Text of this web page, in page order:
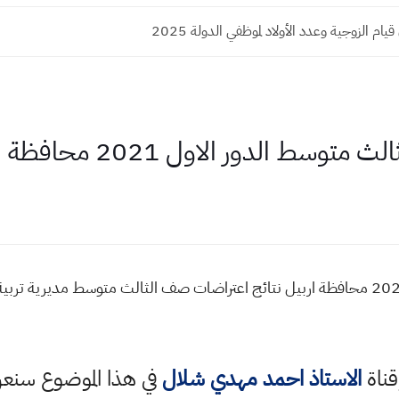
الزوجية وعدد الأولاد لموظفي الدولة 2025
الاول 2021 محافظة اربيل
نتائج اعتراضات صف الثالث متوسط 2021 محافظة اربيل نتائج اعتراضات صف الثالث
الاستاذ احمد مهدي شلالفي هذا الموضوع